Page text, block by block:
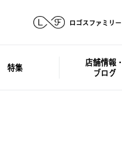
ロゴスファミリー
特集
店舗情報・
ブログ